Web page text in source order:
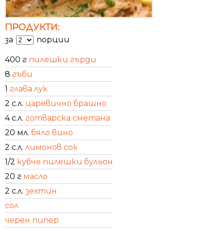
ПРОДУКТИ:
за порции
400 г пилешки гърди
8 гъби
1 глава лук
2 с.л. царевично брашно
4 с.л. готварска сметана
20 мл. бяло вино
2 с.л. лимонов сок
1/2 кубче пилешки бульон
20 г масло
2 с.л. зехтин
сол
черен пипер